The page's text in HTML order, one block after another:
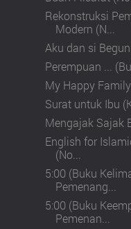
Rekonstruksi
Modern (N...
Aku dan si
Perempuan ...
My Happy
Surat untuk Ibu
Mengajak Sajak
English for
(No...
5:00 (Buku
Pemenang...
5:00 (Buku
Pemenan...